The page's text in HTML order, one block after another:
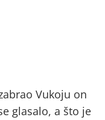
Vukoju on
glasalo, a što je